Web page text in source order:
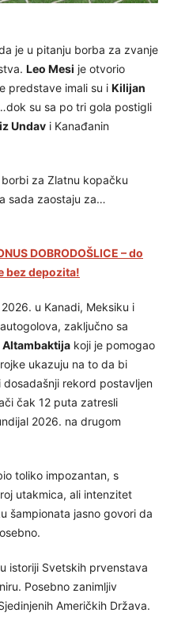
je u pitanju borba za zvanje
Leo Mesi je otvorio
predstave imali su i Kilijan
su sa po tri gola postigli
Undav i Kanađanin
za Zlatnu kopačku
sada zaostaju za…
DOBRODOŠLICE – do
bez depozita!
u Kanadi, Meksiku i
zaključno sa
Altambaktija koji je pomogao
ukazuju na to da bi
rekord postavljen
čak 12 puta zatresli
2026. na drugom
toliko impozantan, s
utakmica, ali intenzitet
šampionata jasno govori da
istoriji Svetskih prvenstava
Posebno zanimljiv
Američkih Država.